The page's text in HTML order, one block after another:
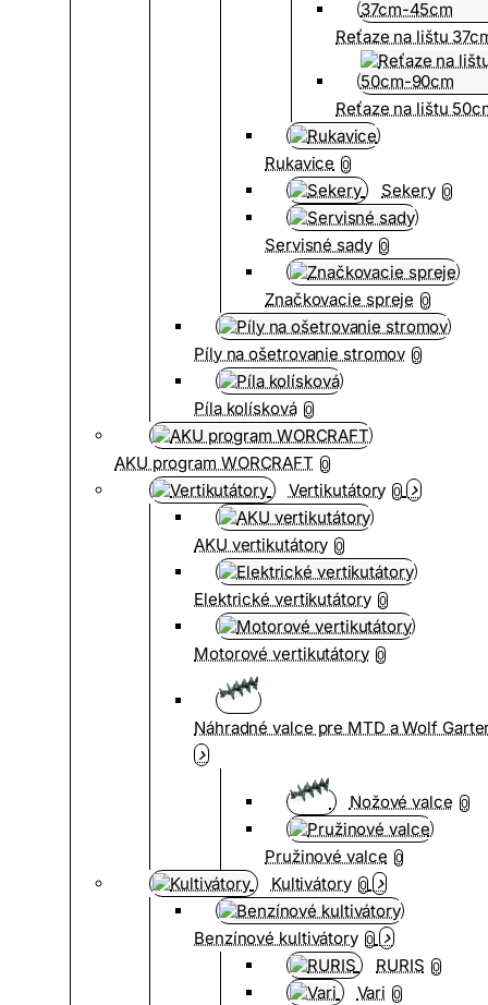
Reťaze na lištu
Reťaze na lištu
Rukavice 0
Sekery 0
Servisné sady 0
Značkovacie spreje 0
Píly na ošetrovanie stromov 0
Píla kolísková 0
AKU program WORCRAFT 0
Vertikutátory 0
AKU vertikutátory 0
Elektrické vertikutátory 0
Motorové vertikutátory 0
Náhradné valce pre MTD a Wolf
Nožové valce 0
Pružinové valce 0
Kultivátory 0
Benzínové kultivátory 0
RURIS 0
Vari 0